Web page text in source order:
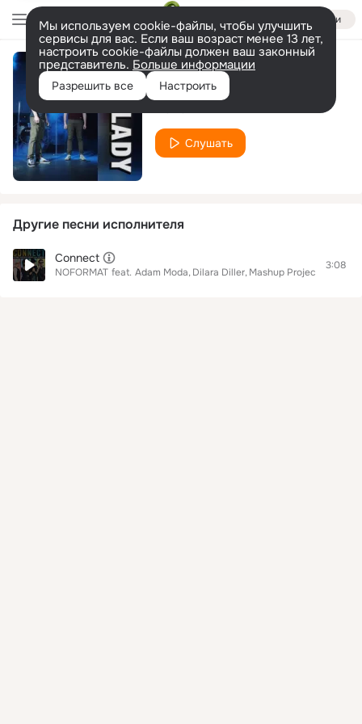
Войти
Мы используем cookie-файлы, чтобы улучшить
сервисы для вас. Если ваш возраст менее 13 лет,
настроить cookie-файлы должен ваш законный
представитель. Больше информации
Разрешить все Настроить
B-Lady
Слушать
Другие песни исполнителя
Connect
NOFORMAT feat. Adam Moda Dilara Diller Mashup Project
3:08